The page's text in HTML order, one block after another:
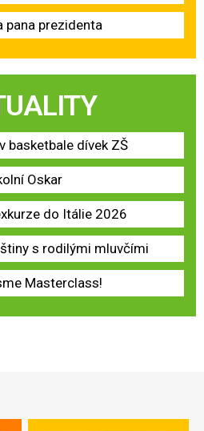
pana prezidenta
basketbale dívek ZŠ
Oskar
do Itálie 2026
s rodilými mluvčími
Masterclass!